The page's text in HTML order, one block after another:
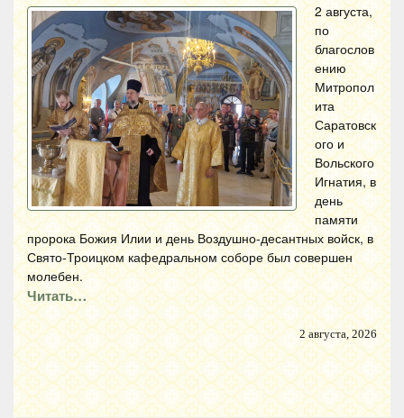
2 августа,
по
благослов
ению
Митропол
ита
Саратовск
ого и
Вольского
Игнатия, в
день
памяти
пророка Божия Илии и день Воздушно-десантных войск, в
Свято-Троицком кафедральном соборе был совершен
молебен.
Читать…
2 августа, 2026